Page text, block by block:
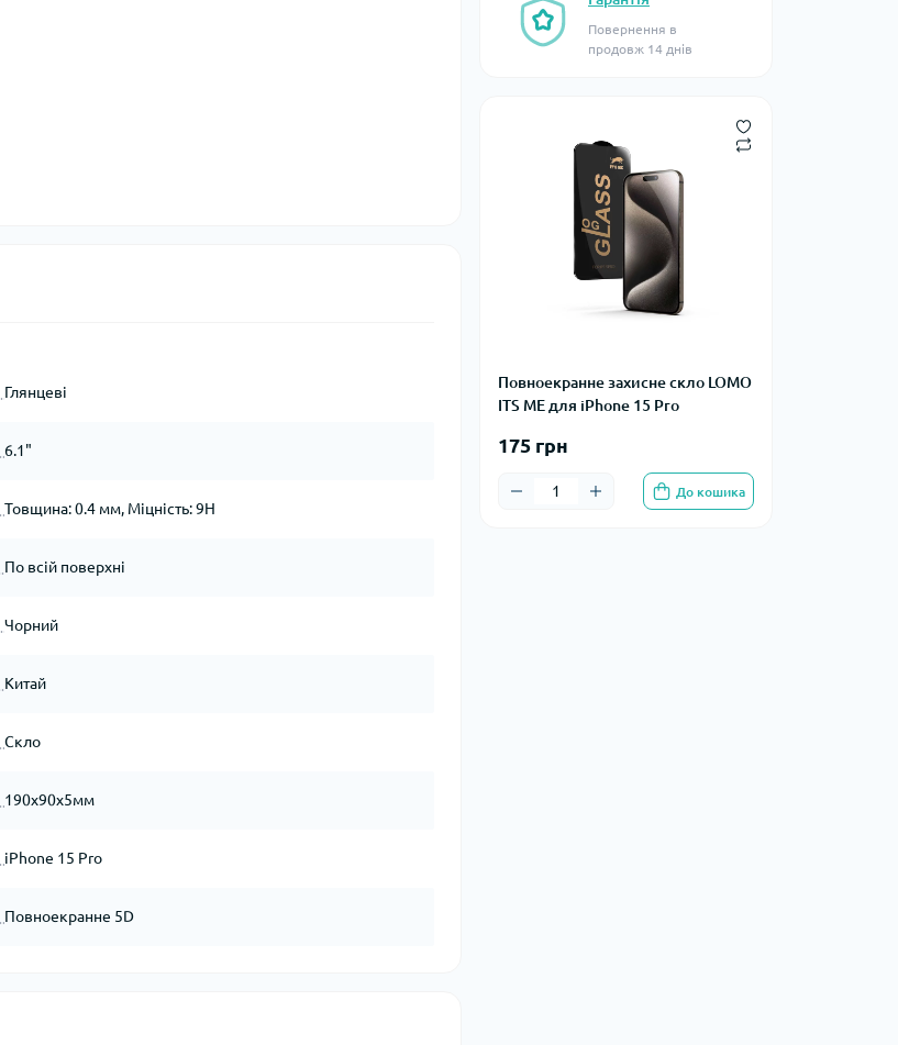
Повернення в
продовж 14 днів
Повноекранне захисне скло LOMO
ITS ME для iPhone 15 Pro
175 грн
До кошика
Глянцеві
6.1"
Товщина: 0.4 мм, Міцність: 9H
По всій поверхні
Чорний
Китай
Скло
190x90x5мм
iPhone 15 Pro
Повноекранне 5D